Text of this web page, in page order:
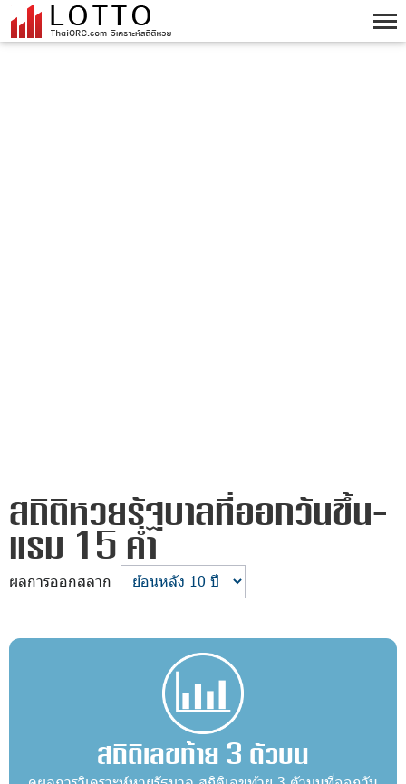
สถิติหวยรัฐบาลที่ออกวันขึ้น-
แรม 15 ค่ำ
ผลการออกสลาก
สถิติเลขท้าย 3 ตัวบน